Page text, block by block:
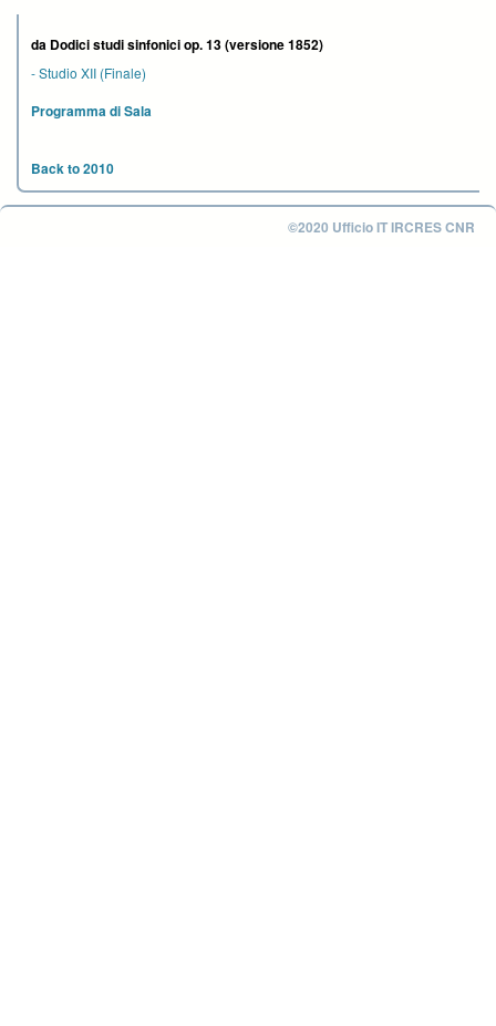
da Dodici studi sinfonici op. 13 (versione 1852)
-Studio XII (Finale)
Programma di Sala
Back to 2010
©2020 Ufficio IT IRCRES CNR